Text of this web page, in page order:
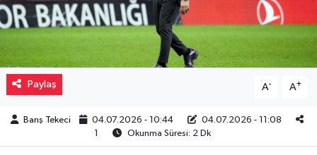
Paylaş A- A+
Barış Tekeci 04.07.2026 - 10:44
04.07.2026 - 11:08
1
Okunma Süresi: 2 Dk
Resmi İlanlar
Sağlık